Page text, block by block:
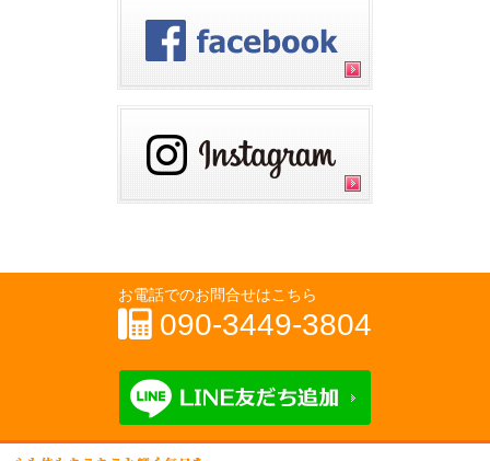
お電話でのお問合せはこちら
090-3449-3804